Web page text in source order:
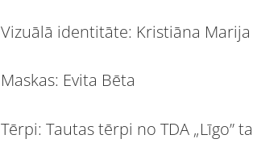
Vizuālā identitāte: Kristiāna
Maskas: Evita Bēta
Tērpi: Tautas tērpi no TDA „Līgo”